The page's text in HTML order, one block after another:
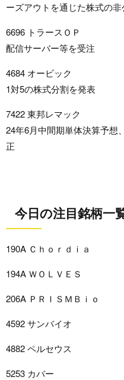
ーズアウトを通じた株式の
6696 トラースＯＰ
配信サーバー等を受注
4684 オービック
1対5の株式分割を発表
7422 東邦レマック
24年6月中間期単体決算予
正
今日の注目銘柄一
190A Ｃｈｏｒｄｉａ
194A ＷＯＬＶＥＳ
206A ＰＲＩＳＭＢｉｏ
4592 サンバイオ
4882 ペルセウス
5253 カバー